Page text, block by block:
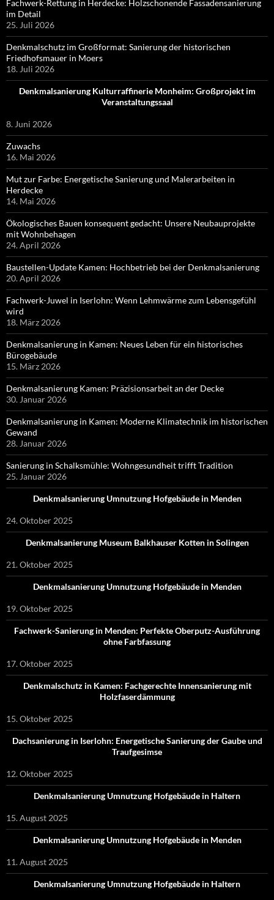
Fachwerk-Rettung in Herdecke: Holzschonende Fassadensanierung
im Detail
25. Juli 2026
Denkmalschutz im Großformat: Sanierung der historischen
Friedhofsmauer in Moers
18. Juli 2026
Denkmalsanierung Kulturraffinerie Monheim: Großprojekt im
Veranstaltungssaal
8. Juni 2026
Zuwachs
16. Mai 2026
Mut zur Farbe: Energetische Sanierung und Malerarbeiten in
Herdecke
14. Mai 2026
Ökologisches Bauen konsequent gedacht: Unsere Neubauprojekte
mit Wohnbehagen
24. April 2026
Baustellen-Update Kamen: Hochbetrieb bei der Denkmalsanierung
20. April 2026
Fachwerk-Juwel in Iserlohn: Wenn Lehmwärme zum Lebensgefühl
wird
18. März 2026
Denkmalsanierung in Kamen: Neues Leben für ein historisches
Bürogebäude
15. März 2026
Denkmalsanierung Kamen: Präzisionsarbeit an der Decke
30. Januar 2026
Denkmalsanierung in Kamen: Moderne Klimatechnik im historischen
Gewand
28. Januar 2026
Sanierung in Schalksmühle: Wohngesundheit trifft Tradition
25. Januar 2026
Denkmalsanierung Umnutzung Hofgebäude in Menden
24. Oktober 2025
Denkmalsanierung Museum Balkhauser Kotten in Solingen
21. Oktober 2025
Denkmalsanierung Umnutzung Hofgebäude in Menden
19. Oktober 2025
Fachwerk-Sanierung in Menden: Perfekte Oberputz-Ausführung
ohne Farbfassung
17. Oktober 2025
Denkmalschutz in Kamen: Fachgerechte Innensanierung mit
Holzfaserdämmung
15. Oktober 2025
Dachsanierung in Iserlohn: Energetische Sanierung der Gaube und
Traufgesimse
12. Oktober 2025
Denkmalsanierung Umnutzung Hofgebäude in Haltern
15. August 2025
Denkmalsanierung Umnutzung Hofgebäude in Menden
11. August 2025
Denkmalsanierung Umnutzung Hofgebäude in Haltern